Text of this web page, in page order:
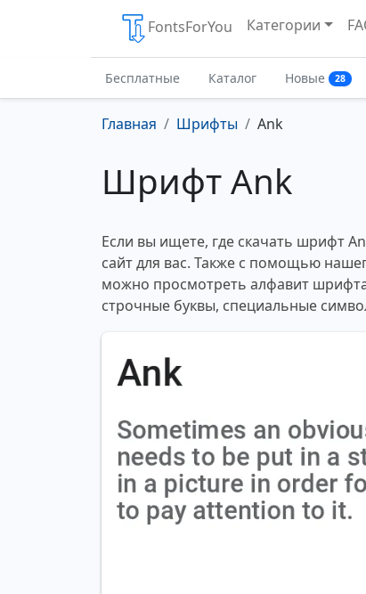
FontsForYou Категории
Бесплатные Каталог Новые 28
Главная Шрифты Ank
Шрифт Ank
Если вы ищете, где скачать шрифт
сайт для вас. Также с помощью
можно просмотреть алфавит
строчные буквы, специальные